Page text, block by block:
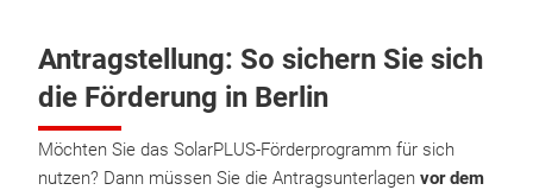
Antragstellung: So sichern Sie sich
die Förderung in Berlin
Möchten Sie das SolarPLUS-Förderprogramm für sich
nutzen? Dann müssen Sie die Antragsunterlagen vor dem